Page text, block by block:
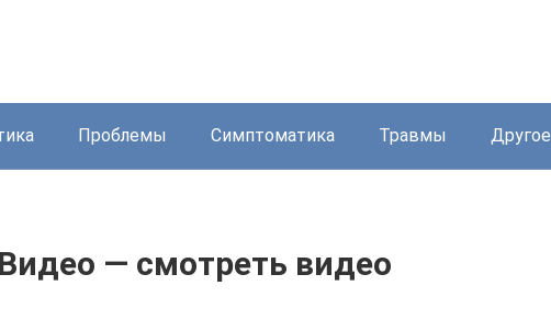
Проблемы Симптоматика Травмы Другое
— смотреть видео